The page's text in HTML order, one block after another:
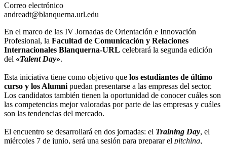
Correo electrónico
andreadt@blanquerna.url.edu
En el marco de las IV Jornadas de Orientación e Innovación
Profesional, la Facultad de Comunicación y Relaciones
Internacionales Blanquerna-URL celebrará la segunda edición
del «Talent Day».
Esta iniciativa tiene como objetivo que los estudiantes de último
curso y los Alumni puedan presentarse a las empresas del sector.
Los candidatos también tienen la oportunidad de conocer cuáles son
las competencias mejor valoradas por parte de las empresas y cuáles
son las tendencias del mercado.
El encuentro se desarrollará en dos jornadas: el Training Day, el
miércoles 7 de junio, será una sesión para preparar el pitching,